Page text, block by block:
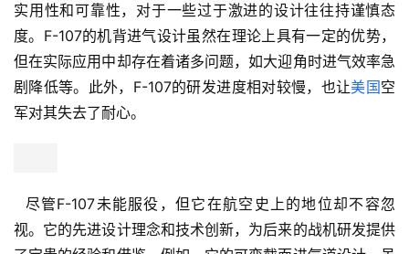
实用性和可靠性，对于一些过于激进的设计往往持谨慎态
度。F-107的机背进气设计虽然在理论上具有一定的优势，
但在实际应用中却存在着诸多问题，如大迎角时进气效率急
剧降低等。此外，F-107的研发进度相对较慢，也让美国空
军对其失去了耐心。
尽管F-107未能服役，但它在航空史上的地位却不容忽
视。它的先进设计理念和技术创新，为后来的战机研发提供